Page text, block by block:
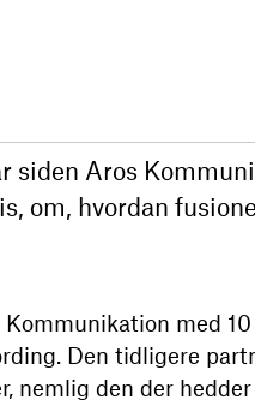
siden Aros
om, hvordan
med
Den tidligere
nemlig den der